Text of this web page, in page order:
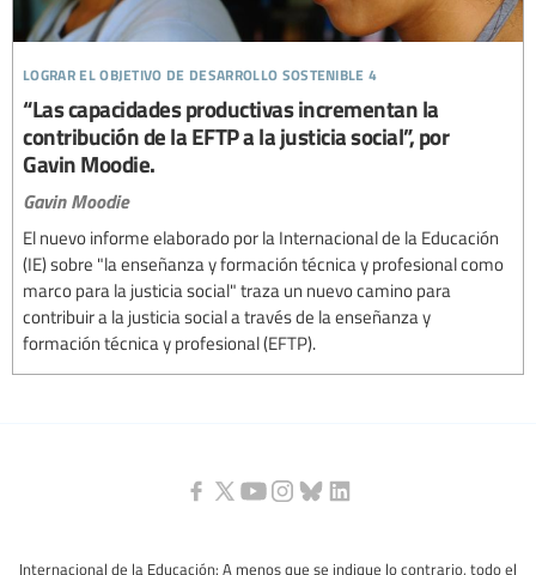
lograr el objetivo de desarrollo sostenible 4
“Las capacidades productivas incrementan la
contribución de la EFTP a la justicia social”, por
Gavin Moodie.
Gavin Moodie
El nuevo informe elaborado por la Internacional de la Educación
(IE) sobre "la enseñanza y formación técnica y profesional como
marco para la justicia social" traza un nuevo camino para
contribuir a la justicia social a través de la enseñanza y
formación técnica y profesional (EFTP).
Internacional de la Educación: A menos que se indique lo contrario, todo el